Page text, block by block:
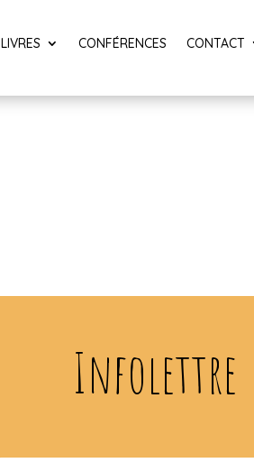
LIVRES CONFÉRENCES CONTACT
Infolettre